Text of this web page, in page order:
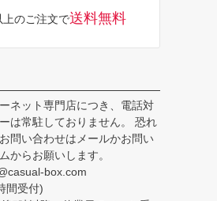
のご注文で送料無料
ネット専門店につき、電話対
は常駐しておりません。 恐れ
問い合わせはメールかお問い
からお願いします。
box.com
間受付)